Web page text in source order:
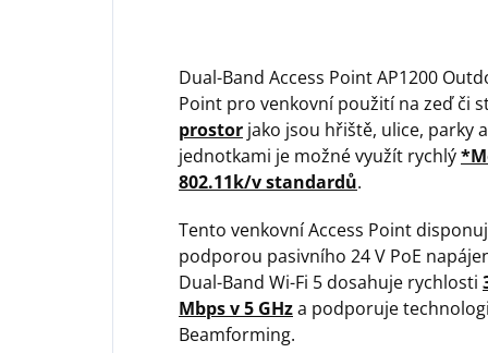
Dual-Band Access Point AP1200
Point pro venkovní použití na zeď či
prostor jako jsou hřiště, ulice, parky
jednotkami je možné využít rychlý
802.11k/v standardů.
Tento venkovní Access Point
podporou pasivního 24 V PoE
Dual-Band Wi-Fi 5 dosahuje rychlosti
Mbps v 5 GHza podporuje
Beamforming.